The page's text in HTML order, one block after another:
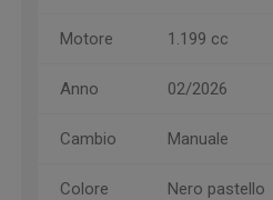
Motore 1.199 cc
Anno 02/2026
Cambio Manuale
Colore Nero pastello